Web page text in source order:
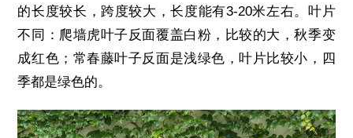
的长度较长，跨度较大，长度能有3-20米左右。叶片
不同：爬墙虎叶子反面覆盖白粉，比较的大，秋季变
成红色；常春藤叶子反面是浅绿色，叶片比较小，四
季都是绿色的。